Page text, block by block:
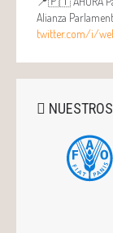
Alianza
twitter.com/i/